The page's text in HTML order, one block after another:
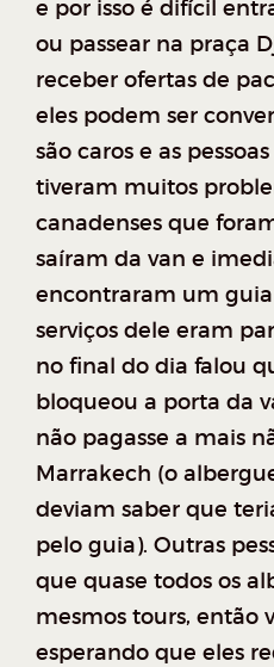
e por isso é difícil
ou passear na praça
receber ofertas de
eles podem ser
são caros e as
tiveram muitos
canadenses que
saíram da van e
encontraram um
serviços dele eram
no final do dia falou
bloqueou a porta da
não pagasse a mais
Marrakech (o
deviam saber que
pelo guia). Outras
que quase todos os
mesmos tours, então
esperando que eles